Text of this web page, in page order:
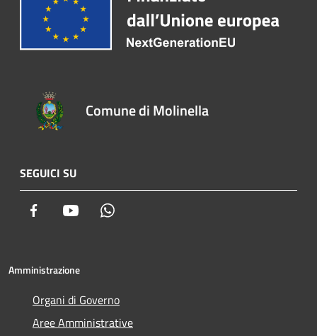
Comune di Molinella
SEGUICI SU
Facebook Youtube
Amministrazione
Organi di Governo
Aree Amministrative